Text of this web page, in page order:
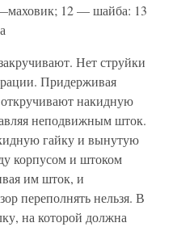
12 — шайба: 13
Нет струйки
Придерживая
накидную
неподвижным шток.
гайку и вынутую
корпусом и штоком
им шток, и
переполнять нельзя. В
на которой должна